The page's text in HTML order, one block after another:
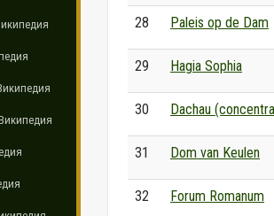
28 Paleis op de Dam
29 Hagia Sophia
30 Dachau
31 Dom van Keulen
32 Forum Romanum